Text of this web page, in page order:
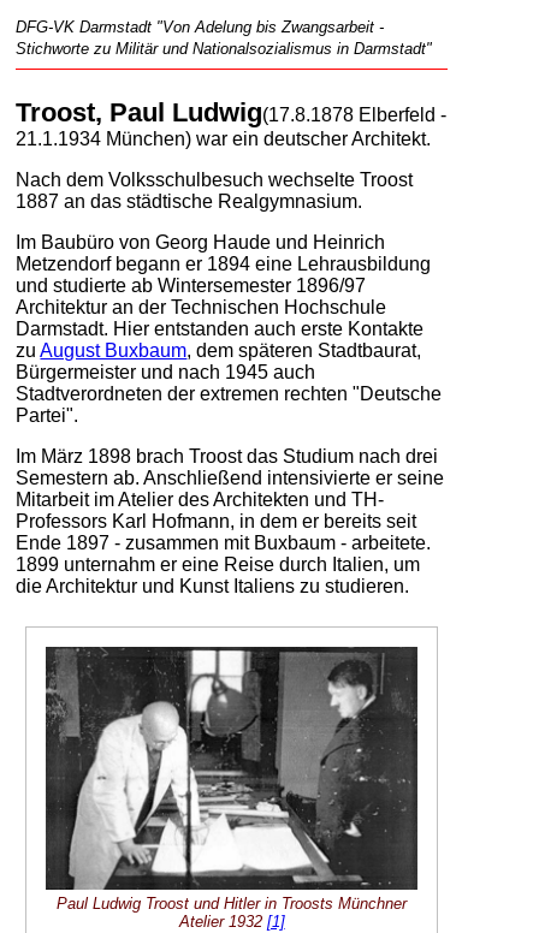
DFG-VK Darmstadt "Von Adelung bis Zwangsarbeit -
Stichworte zu Militär und Nationalsozialismus in Darmstadt"
Troost, Paul Ludwig(17.8.1878 Elberfeld -
21.1.1934 München) war ein deutscher Architekt.
Nach dem Volksschulbesuch wechselte Troost
1887 an das städtische Realgymnasium.
Im Baubüro von Georg Haude und Heinrich
Metzendorf begann er 1894 eine Lehrausbildung
und studierte ab Wintersemester 1896/97
Architektur an der Technischen Hochschule
Darmstadt. Hier entstanden auch erste Kontakte
zuAugust Buxbaum, dem späteren Stadtbaurat,
Bürgermeister und nach 1945 auch
Stadtverordneten der extremen rechten "Deutsche
Partei".
Im März 1898 brach Troost das Studium nach drei
Semestern ab. Anschließend intensivierte er seine
Mitarbeit im Atelier des Architekten und TH-
Professors Karl Hofmann, in dem er bereits seit
Ende 1897 - zusammen mit Buxbaum - arbeitete.
1899 unternahm er eine Reise durch Italien, um
die Architektur und Kunst Italiens zu studieren.
Paul Ludwig Troost und Hitler in Troosts Münchner
Atelier 1932 [1]